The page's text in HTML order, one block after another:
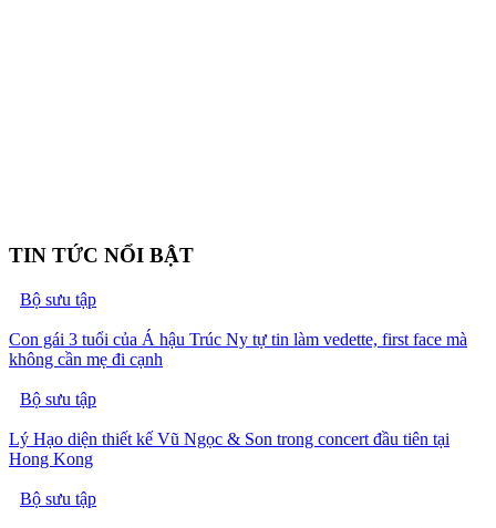
TIN TỨC NỔI BẬT
Bộ sưu tập
Con gái 3 tuổi của Á hậu Trúc Ny tự tin làm vedette, first face mà
không cần mẹ đi cạnh
Bộ sưu tập
Lý Hạo diện thiết kế Vũ Ngọc & Son trong concert đầu tiên tại
Hong Kong
Bộ sưu tập